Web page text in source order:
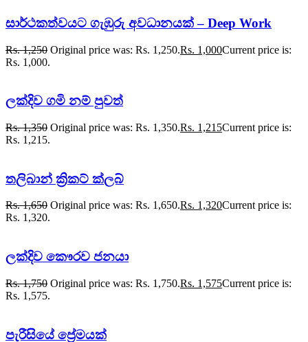
සාර්ථකත්වයට ගැඹුරු අවධානයක් – Deep Work
Rs.1,250 Original price was: Rs. 1,250.Rs. 1,000Current price is:
Rs. 1,000.
ලක්දිව ගමි නම් පුවත්
Rs.1,350 Original price was: Rs. 1,350.Rs. 1,215Current price is:
Rs. 1,215.
තලිබාන් ක්‍රිකට් ක්ලබ්
Rs.1,650 Original price was: Rs. 1,650.Rs. 1,320Current price is:
Rs. 1,320.
ලක්දිව කෞරව ජනයා
Rs.1,750 Original price was: Rs. 1,750.Rs. 1,575Current price is:
Rs. 1,575.
පැරීසියේ ප්‍රේමයක්